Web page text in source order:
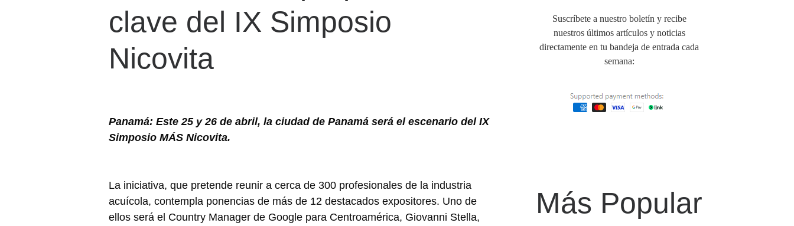
clave del IX Simposio
Nicovita
Panamá: Este 25 y 26 de abril, la ciudad de Panamá será el escenario del IX
Simposio MÁS Nicovita.
La iniciativa, que pretende reunir a cerca de 300 profesionales de la industria
acuícola, contempla ponencias de más de 12 destacados expositores. Uno de
ellos será el Country Manager de Google para Centroamérica, Giovanni Stella,
Suscríbete a nuestro boletín y recibe
nuestros últimos artículos y noticias
directamente en tu bandeja de entrada cada
semana:
Más Popular